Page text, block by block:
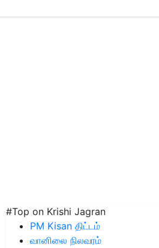
#Top on Krishi Jagran
PM Kisan திட்டம்
வானிலை நிலவரம்